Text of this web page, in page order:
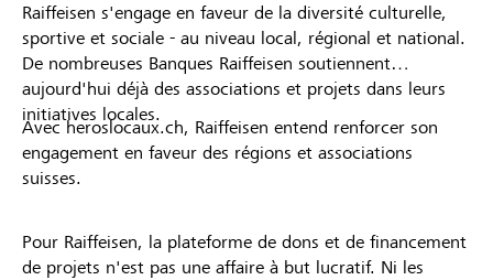
Raiffeisen s'engage en faveur de la diversité culturelle,
sportive et sociale - au niveau local, régional et national.
De nombreuses Banques Raiffeisen soutiennent
aujourd'hui déjà des associations et projets dans leurs
initiatives locales.
Avec heroslocaux.ch, Raiffeisen entend renforcer son
engagement en faveur des régions et associations
suisses.
Pour Raiffeisen, la plateforme de dons et de financement
de projets n'est pas une affaire à but lucratif. Ni les